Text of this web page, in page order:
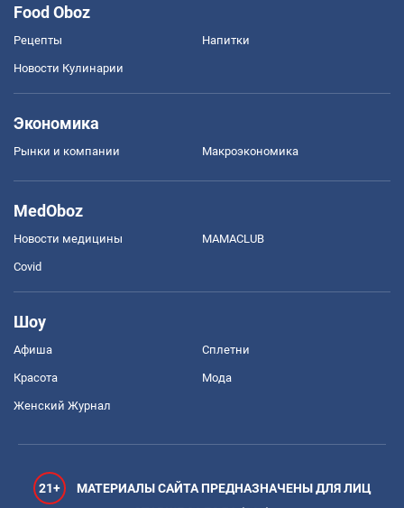
Food Oboz
Рецепты Напитки
Новости Кулинарии
Экономика
Рынки и компании Mакроэкономика
MedOboz
Новости медицины MAMACLUB
Covid
Шоу
Афиша Сплетни
Красота Мода
Женский Журнал
21+
МАТЕРИАЛЫ САЙТА ПРЕДНАЗНАЧЕНЫ ДЛЯ ЛИЦ